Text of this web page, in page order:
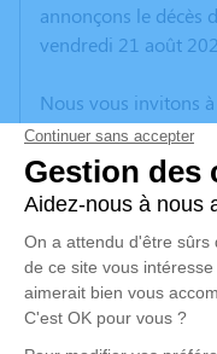
annonçons le décès
vendredi 21 août
Nous vous invitons
vos condoléances,
anecdote ou
poèmes ou des
d'expression dédié
NABAIS.
Un service de
disponible ici.